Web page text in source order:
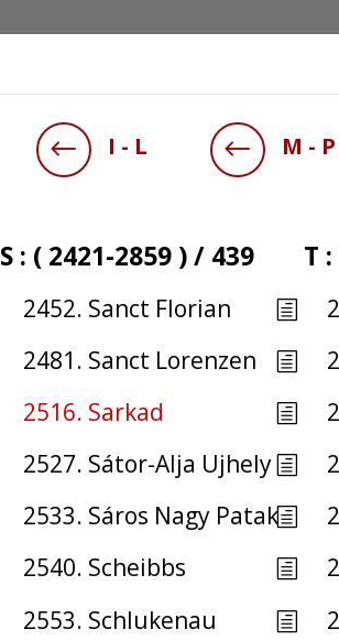
# I - L # M - P
S : ( 2421-2859 ) / 439
2452. Sanct Florian
2481. Sanct Lorenzen
2516. Sarkad
2527. Sátor-Alja Ujhely
2533. Sáros Nagy Patak
2540. Scheibbs
2553. Schlukenau
T
h
h
h
h
h
h
h